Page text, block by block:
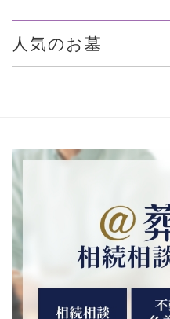
人気のお墓